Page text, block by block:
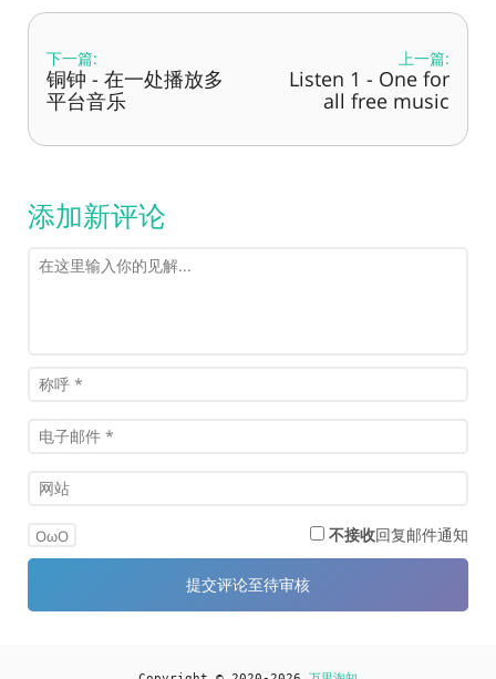
下一篇:
铜钟 - 在一处播放多
平台音乐
上一篇:
Listen 1 - One for
all free music
添加新评论
OωO 不接收回复邮件通知